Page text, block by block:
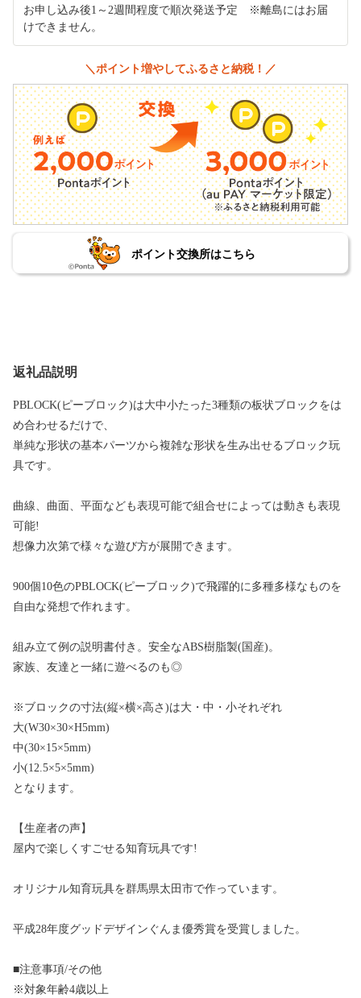
お申し込み後1～2週間程度で順次発送予定 ※離島にはお届
けできません。
＼ポイント増やしてふるさと納税！／
ポイント交換所はこちら
返礼品説明
PBLOCK(ピーブロック)は大中小たった3種類の板状ブロックをは
め合わせるだけで、
単純な形状の基本パーツから複雑な形状を生み出せるブロック玩
具です。
曲線、曲面、平面なども表現可能で組合せによっては動きも表現
可能!
想像力次第で様々な遊び方が展開できます。
900個10色のPBLOCK(ピーブロック)で飛躍的に多種多様なものを
自由な発想で作れます。
組み立て例の説明書付き。安全なABS樹脂製(国産)。
家族、友達と一緒に遊べるのも◎
※ブロックの寸法(縦×横×高さ)は大・中・小それぞれ
大(W30×30×H5mm)
中(30×15×5mm)
小(12.5×5×5mm)
となります。
【生産者の声】
屋内で楽しくすごせる知育玩具です!
オリジナル知育玩具を群馬県太田市で作っています。
平成28年度グッドデザインぐんま優秀賞を受賞しました。
■注意事項/その他
※対象年齢4歳以上